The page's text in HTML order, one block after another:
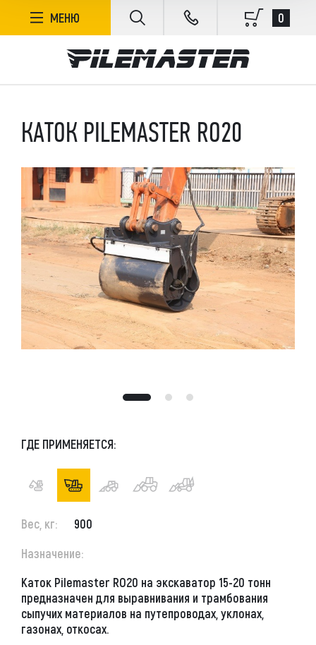
МЕНЮ 0
КАТОК PILEMASTER RO20
ГДЕ ПРИМЕНЯЕТСЯ:
Вес, кг:
900
Назначение:
Каток Pilemaster RO20 на экскаватор 15-20 тонн
предназначен для выравнивания и трамбования
сыпучих материалов на путепроводах, уклонах,
газонах, откосах.